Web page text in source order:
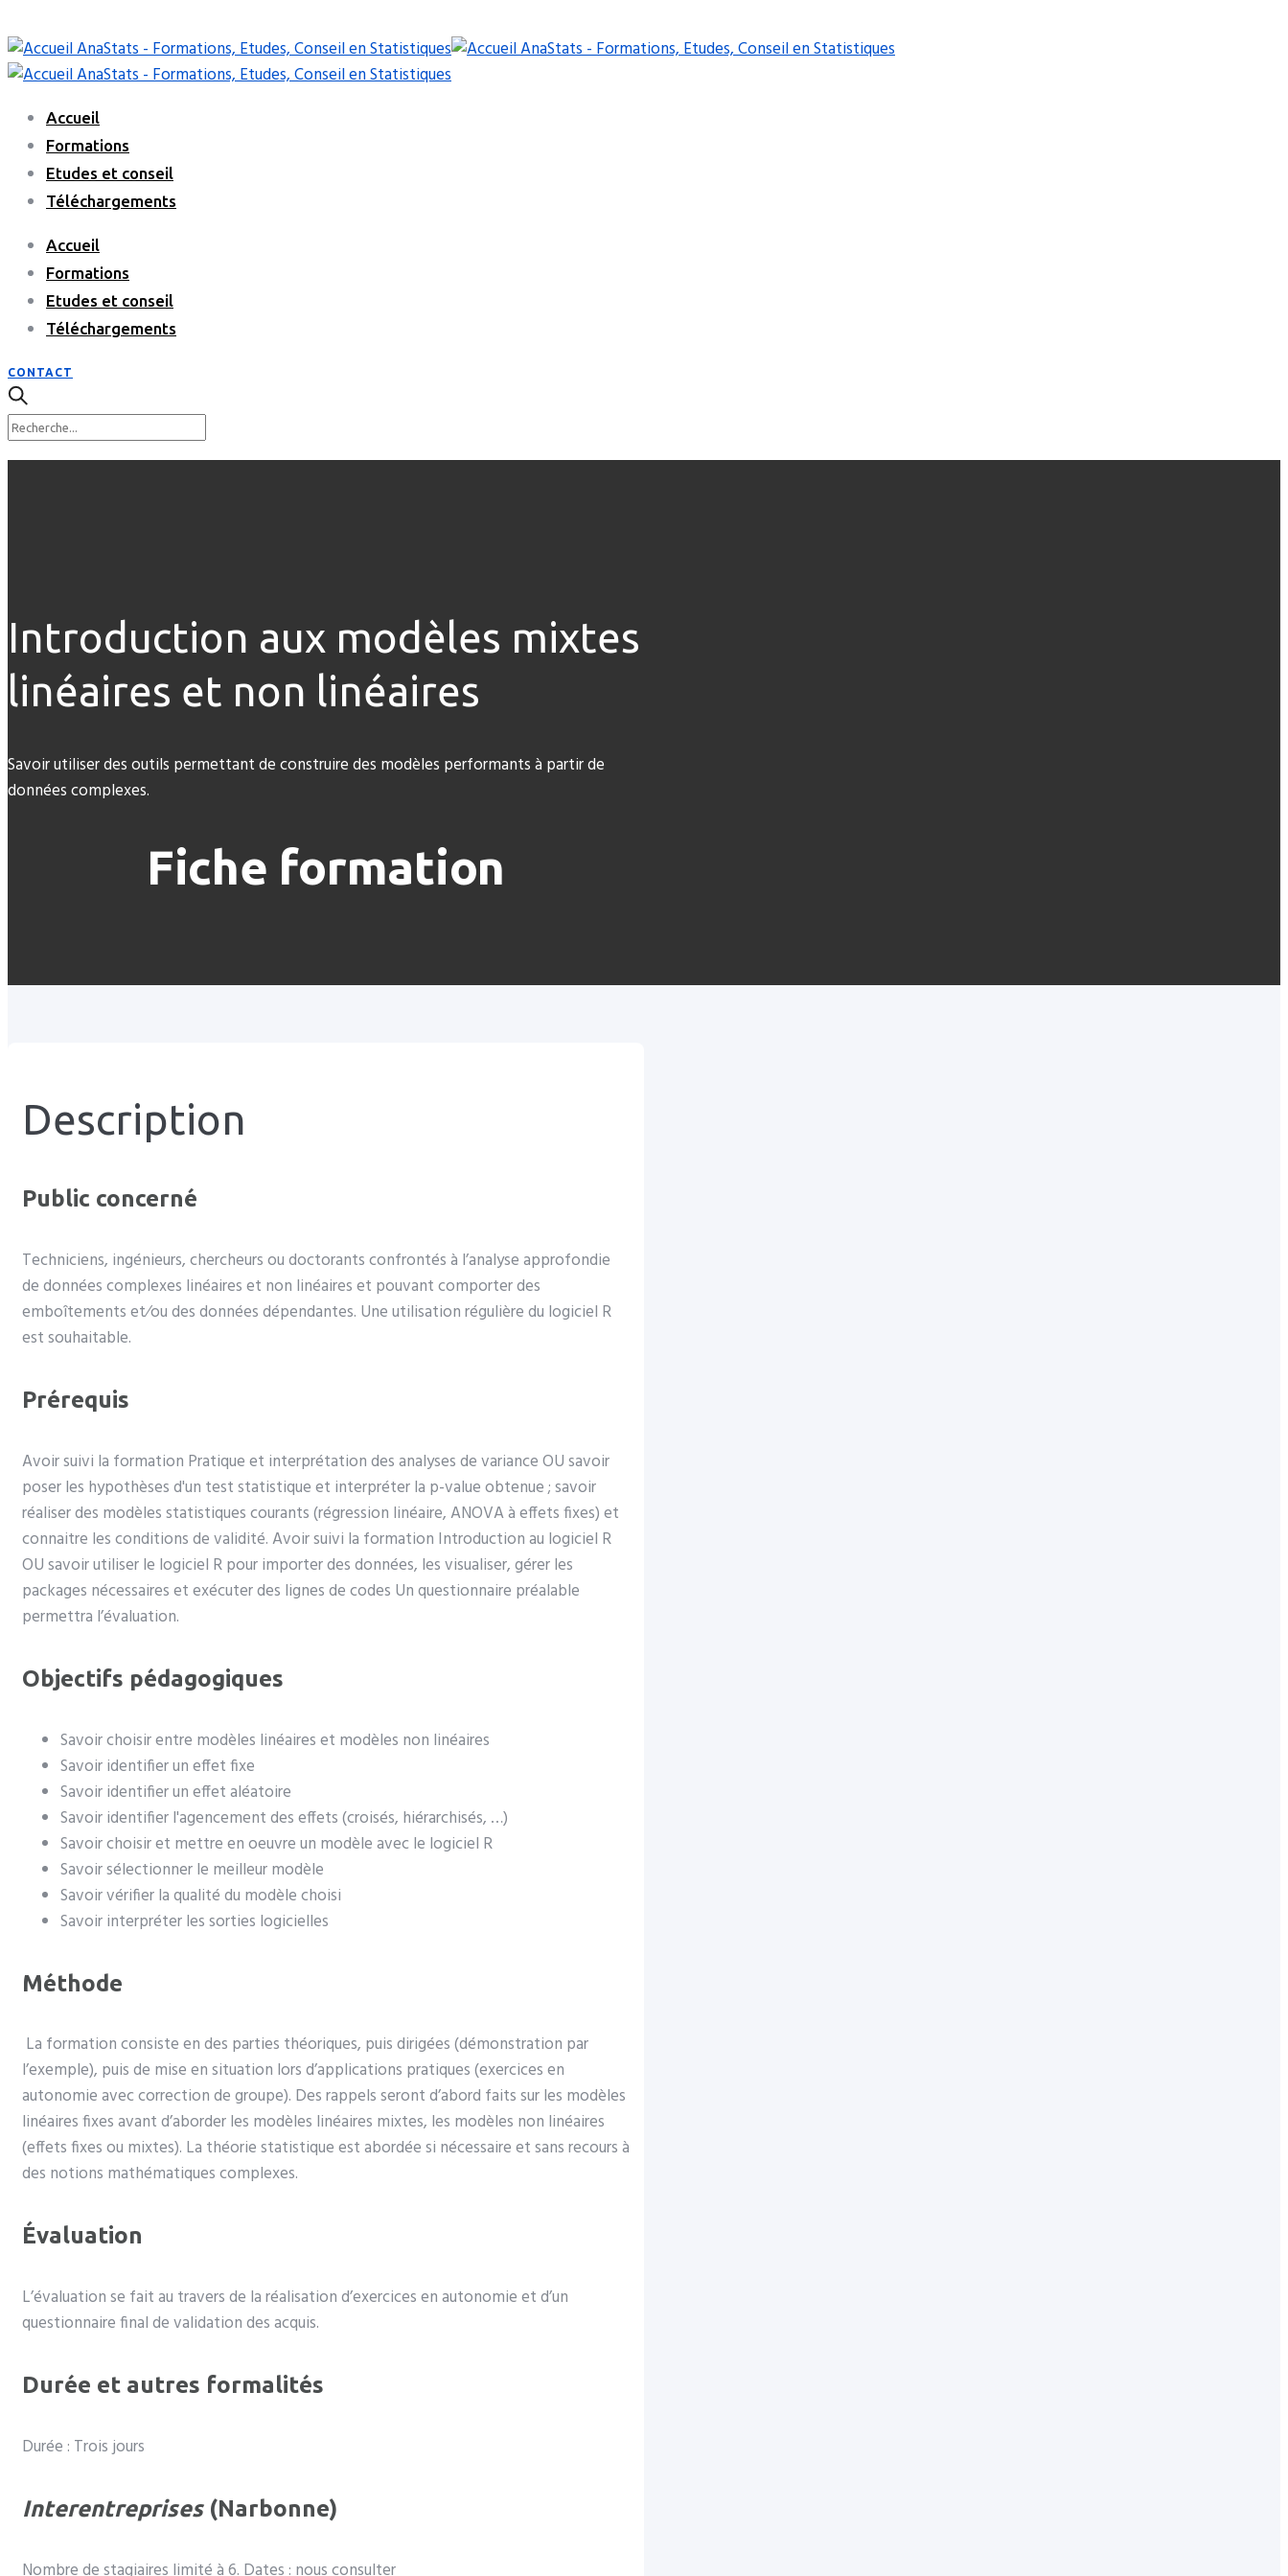
Accueil
Formations
Etudes et conseil
Téléchargements
Accueil
Formations
Etudes et conseil
Téléchargements
CONTACT
Introduction aux modèles mixtes
linéaires et non linéaires
Savoir utiliser des outils permettant de construire des modèles performants à partir de
données complexes.
Fiche formation
Description
Public concerné
Techniciens, ingénieurs, chercheurs ou doctorants confrontés à l’analyse approfondie
de données complexes linéaires et non linéaires et pouvant comporter des
emboîtements et⁄ou des données dépendantes. Une utilisation régulière du logiciel R
est souhaitable.
Prérequis
Avoir suivi la formation Pratique et interprétation des analyses de variance OU savoir
poser les hypothèses d'un test statistique et interpréter la p-value obtenue ; savoir
réaliser des modèles statistiques courants (régression linéaire, ANOVA à effets fixes) et
connaitre les conditions de validité. Avoir suivi la formation Introduction au logiciel R
OU savoir utiliser le logiciel R pour importer des données, les visualiser, gérer les
packages nécessaires et exécuter des lignes de codes Un questionnaire préalable
permettra l’évaluation.
Objectifs pédagogiques
Savoir choisir entre modèles linéaires et modèles non linéaires
Savoir identifier un effet fixe
Savoir identifier un effet aléatoire
Savoir identifier l'agencement des effets (croisés, hiérarchisés, …)
Savoir choisir et mettre en oeuvre un modèle avec le logiciel R
Savoir sélectionner le meilleur modèle
Savoir vérifier la qualité du modèle choisi
Savoir interpréter les sorties logicielles
Méthode
La formation consiste en des parties théoriques, puis dirigées (démonstration par
l’exemple), puis de mise en situation lors d’applications pratiques (exercices en
autonomie avec correction de groupe). Des rappels seront d’abord faits sur les modèles
linéaires fixes avant d’aborder les modèles linéaires mixtes, les modèles non linéaires
(effets fixes ou mixtes). La théorie statistique est abordée si nécessaire et sans recours à
des notions mathématiques complexes.
Évaluation
L’évaluation se fait au travers de la réalisation d’exercices en autonomie et d’un
questionnaire final de validation des acquis.
Durée et autres formalités
Durée : Trois jours
Interentreprises(Narbonne)
Nombre de stagiaires limité à 6. Dates : nous consulter